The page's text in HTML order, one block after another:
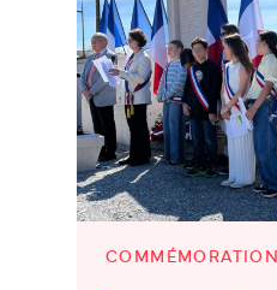
COMMÉMORATION